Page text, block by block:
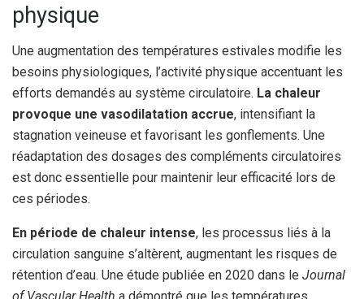
physique
Une augmentation des températures estivales modifie les
besoins physiologiques, l’activité physique accentuant les
efforts demandés au système circulatoire. La chaleur
provoque une vasodilatation accrue, intensifiant la
stagnation veineuse et favorisant les gonflements. Une
réadaptation des dosages des compléments circulatoires
est donc essentielle pour maintenir leur efficacité lors de
ces périodes.
En période de chaleur intense, les processus liés à la
circulation sanguine s’altèrent, augmentant les risques de
rétention d’eau. Une étude publiée en 2020 dans le Journal